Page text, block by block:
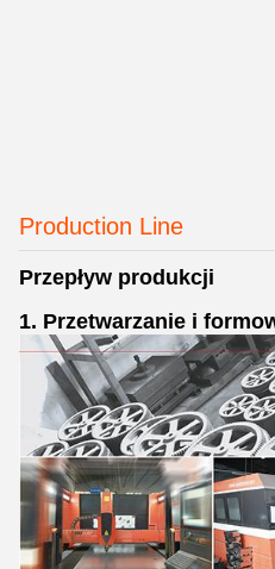
Production Line
Przepływ produkcji
1. Przetwarzanie i